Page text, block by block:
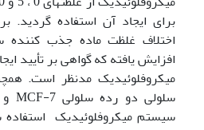
برای ایجاد آن استفاده گردید.
اختلاف غلظت ماده جذب کننده
افزایش یافته که گواهی بر
میکروفلوئیدیک مدنظر است.